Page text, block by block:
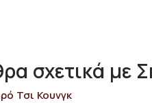
σχετικά με
Τσι Κουνγκ